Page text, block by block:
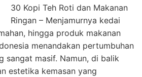
30 Kopi Teh Roti dan Makanan
Ringan – Menjamurnya kedai
hingga produk makanan
menandakan pertumbuhan
sangat masif. Namun, di balik
estetika kemasan yang